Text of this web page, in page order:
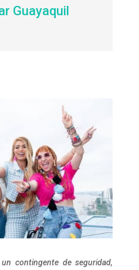
Guayaquil
contingente de seguridad,